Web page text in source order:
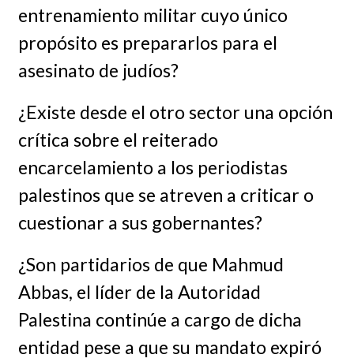
entrenamiento militar cuyo único
propósito es prepararlos para el
asesinato de judíos?
¿Existe desde el otro sector una opción
crítica sobre el reiterado
encarcelamiento a los periodistas
palestinos que se atreven a criticar o
cuestionar a sus gobernantes?
¿Son partidarios de que Mahmud
Abbas, el líder de la Autoridad
Palestina continúe a cargo de dicha
entidad pese a que su mandato expiró